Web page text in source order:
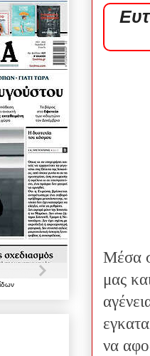
Μέσα
μας
να